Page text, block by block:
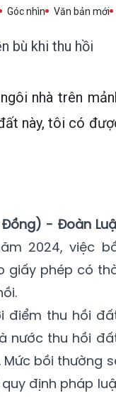
Góc nhìn Văn bản mới
bù khi thu hồi
nhà trên
này, tôi có
Đồng) - Đoàn
2024, việc
giấy phép có
điểm thu hồi
nước thu hồi
bồi thường
định pháp